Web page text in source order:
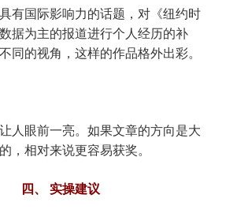
有国际影响力的话题，对《纽约时
据为主的报道进行个人经历的补
同的视角，这样的作品格外出彩。
人眼前一亮。如果文章的方向是大
，相对来说更容易获奖。
四、 实操建议